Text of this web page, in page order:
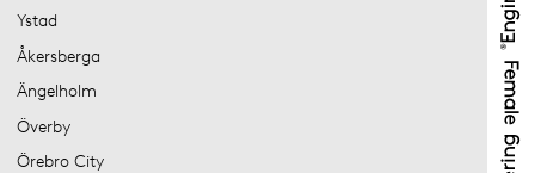
Ystad
Åkersberga
Ängelholm
Överby
Örebro City